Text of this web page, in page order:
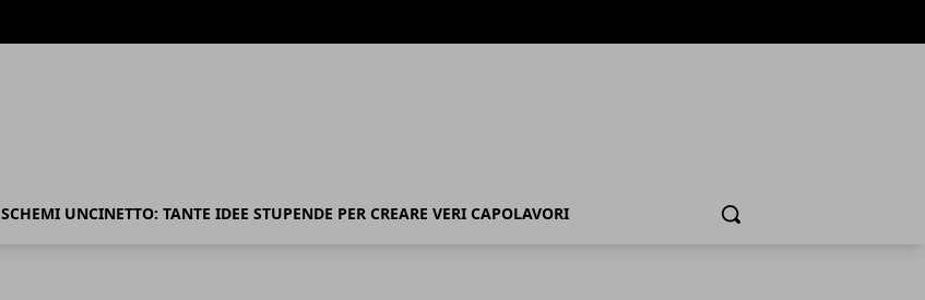
SCHEMI UNCINETTO: TANTE IDEE STUPENDE PER CREARE VERI CAPOLAVORI Cerca